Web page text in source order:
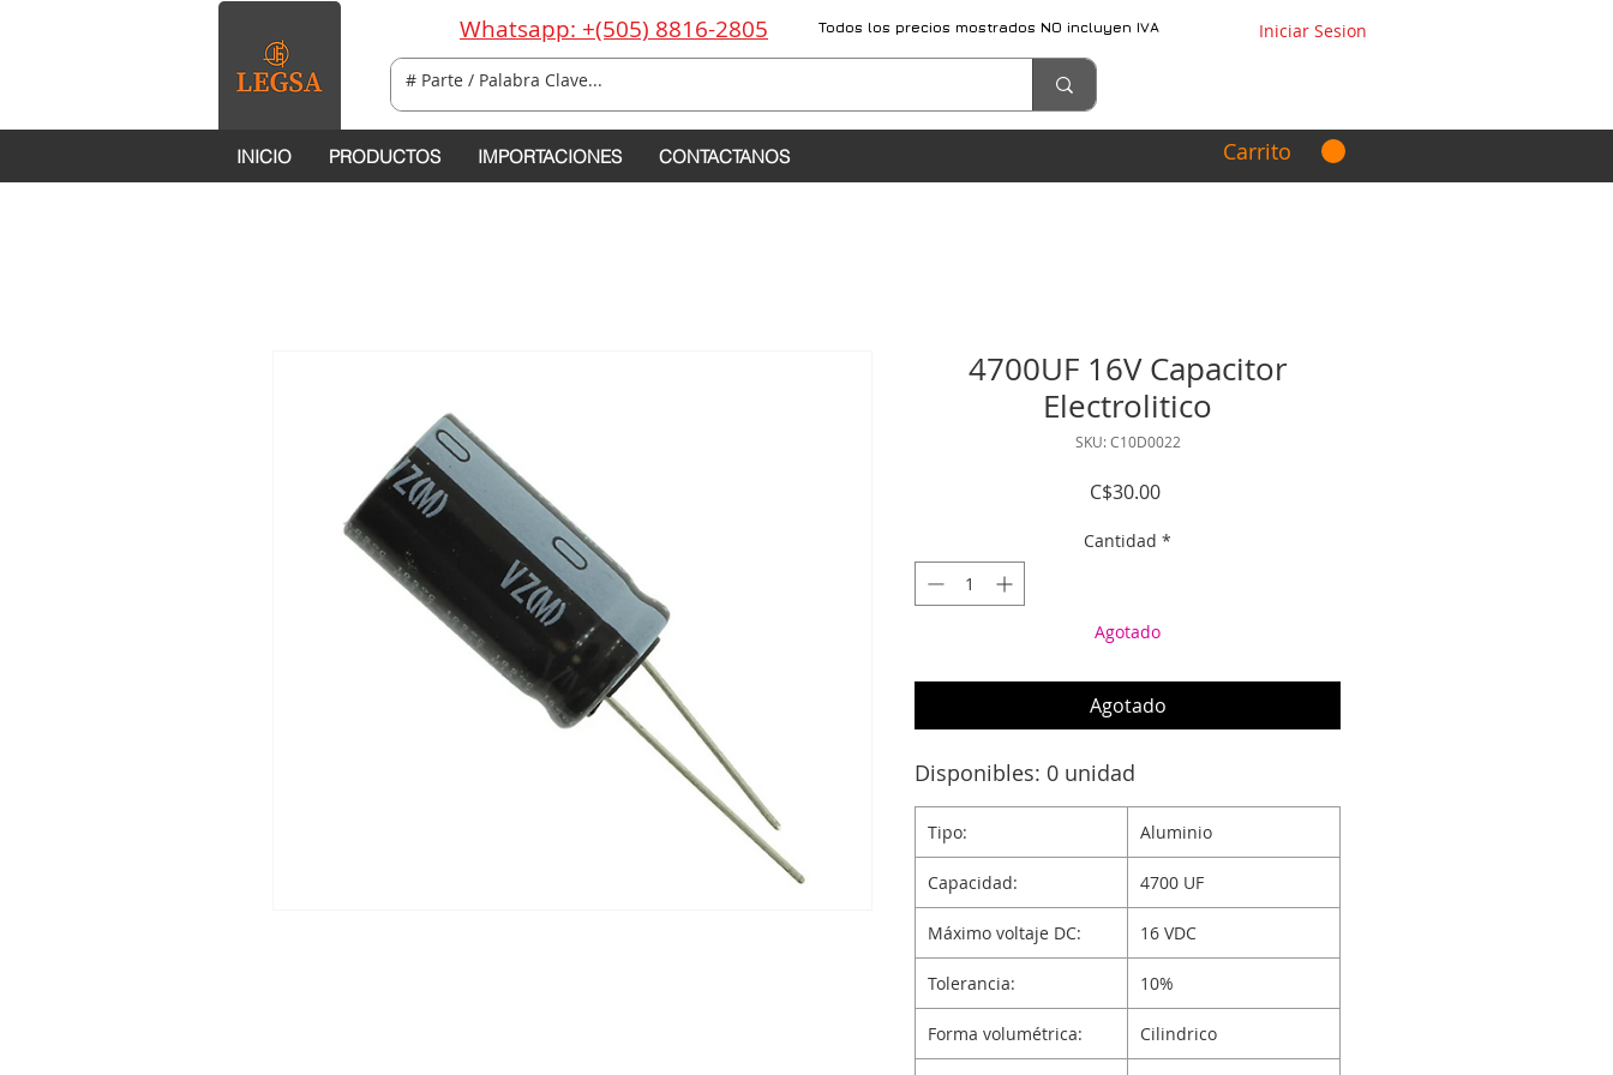
Whatsapp: +(505) 8816-2805 Todos los precios mostrados NO incluyen IVA Iniciar Sesion
INICIO PRODUCTOS IMPORTACIONES CONTACTANOS Carrito
4700UF 16V Capacitor
Electrolitico
SKU: C10D0022
C$30.00Precio
Cantidad *
Agotado
Agotado
Disponibles: 0 unidad
Tipo: Aluminio
Capacidad: 4700 UF
Máximo voltaje DC: 16 VDC
Tolerancia: 10%
Forma volumétrica: Cilindrico